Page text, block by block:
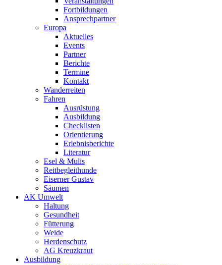
Fortbildungen
Ansprechpartner
Europa
Aktuelles
Events
Partner
Berichte
Termine
Kontakt
Wanderreiten
Fahren
Ausrüstung
Ausbildung
Checklisten
Orientierung
Erlebnisberichte
Literatur
Esel & Mulis
Reitbegleithunde
Eiserner Gustav
Säumen
AK Umwelt
Haltung
Gesundheit
Fütterung
Weide
Herdenschutz
AG Kreuzkraut
Ausbildung